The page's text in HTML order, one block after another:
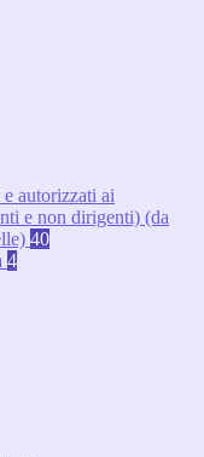
autorizzati ai
e non dirigenti) (da
40
4